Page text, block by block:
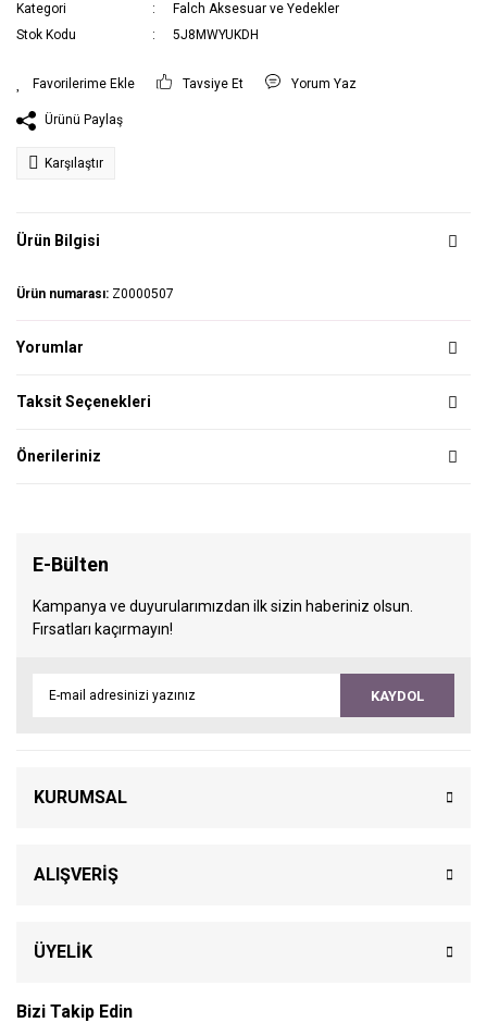
Kategori
Falch Aksesuar ve Yedekler
Stok Kodu
5J8MWYUKDH
Tavsiye Et Yorum Yaz
Ürünü Paylaş
Karşılaştır
Ürün Bilgisi
Ürün numarası: Z0000507
Yorumlar
Taksit Seçenekleri
Önerileriniz
E-Bülten
Kampanya ve duyurularımızdan ilk sizin haberiniz olsun.
Fırsatları kaçırmayın!
KAYDOL
KURUMSAL
ALIŞVERİŞ
ÜYELİK
Bizi Takip Edin